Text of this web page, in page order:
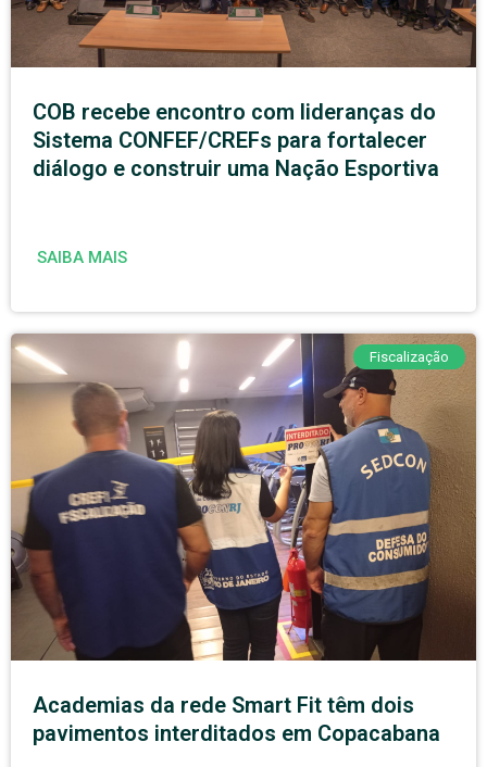
COB recebe encontro com lideranças do
Sistema CONFEF/CREFs para fortalecer
diálogo e construir uma Nação Esportiva
SAIBA MAIS
Fiscalização
Academias da rede Smart Fit têm dois
pavimentos interditados em Copacabana